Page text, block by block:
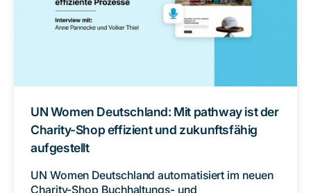
UN Women Deutschland: Mit pathway ist der
Charity-Shop effizient und zukunftsfähig
aufgestellt
UN Women Deutschland automatisiert im neuen
Charity-Shop Buchhaltungs- und